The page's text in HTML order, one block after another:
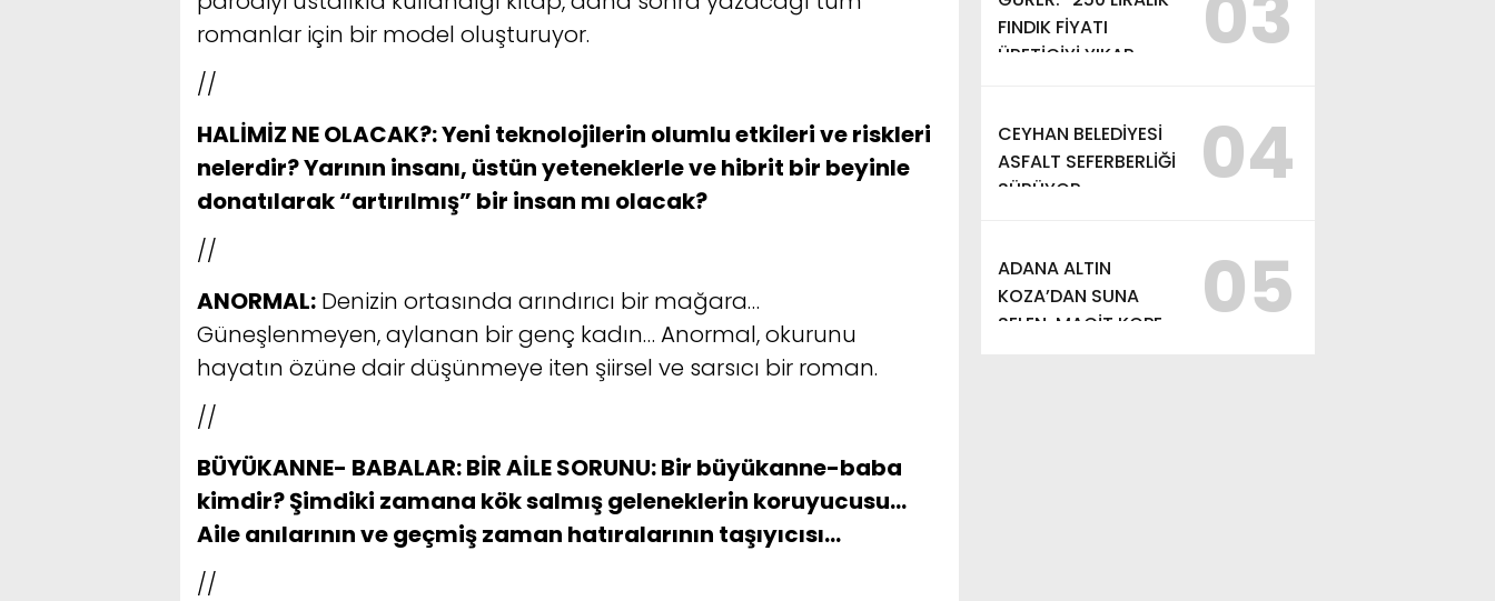
FINDIK FİYATI
ÜRETİCİYİ YIKAR,
CEYHAN BELEDİYESİ
ASFALT SEFERBERLİĞİ
SÜRÜYOR
04
ADANA ALTIN
KOZA’DAN SUNA
SELEN, MACİT KOPER
05
romanlar için bir model oluşturuyor.
//
HALİMİZ NE OLACAK?:Yeni teknolojilerin olumlu etkileri ve riskleri
nelerdir? Yarının insanı, üstün yeteneklerle ve hibrit bir beyinle
donatılarak “artırılmış” bir insan mı olacak?
//
ANORMAL: Denizin ortasında arındırıcı bir mağara…
Güneşlenmeyen, aylanan bir genç kadın… Anormal, okurunu
hayatın özüne dair düşünmeye iten şiirsel ve sarsıcı bir roman.
//
BÜYÜKANNE- BABALAR: BİR AİLE SORUNU:Bir büyükanne-baba
kimdir? Şimdiki zamana kök salmış geleneklerin koruyucusu…
Aile anılarının ve geçmiş zaman hatıralarının taşıyıcısı…
//